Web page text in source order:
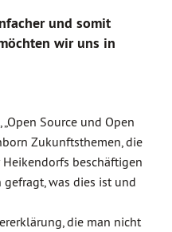
und somit
wir uns in
Source und Open
Zukunftsthemen, die
beschäftigen
gefragt, was dies ist und
die man nicht